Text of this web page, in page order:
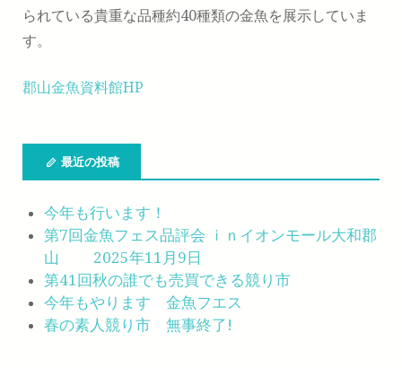
られている貴重な品種約40種類の金魚を展示していま
す。
郡山金魚資料館HP
最近の投稿
今年も行います！
第7回金魚フェス品評会 ｉｎイオンモール大和郡
山 2025年11月9日
第41回秋の誰でも売買できる競り市
今年もやります 金魚フエス
春の素人競り市 無事終了!